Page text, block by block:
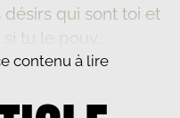
qui sont toi et
tu le pouv...
contenu à lire